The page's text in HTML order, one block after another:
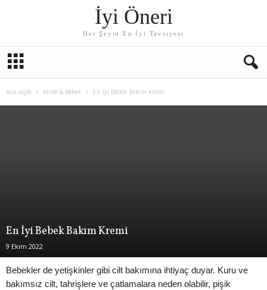
İyi Öneri
Her Şeyin En İyi Tavsiyesi
Ana sayfa Anne & Bebek En İyi Bebek Bakım Kremi
En İyi Bebek Bakım Kremi
9 Ekim 2022
Bebekler de yetişkinler gibi cilt bakımına ihtiyaç duyar. Kuru ve
bakımsız cilt, tahrişlere ve çatlamalara neden olabilir, pişik